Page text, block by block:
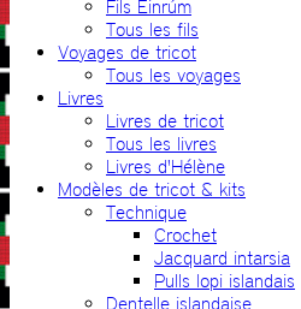
Fils Einrúm
Tous les fils
Voyages de tricot
Tous les voyages
Livres
Livres de tricot
Tous les livres
Livres d'Hélène
Modèles de tricot & kits
Technique
Crochet
Jacquard intarsia
Pulls lopi islandais
Dentelle islandaise